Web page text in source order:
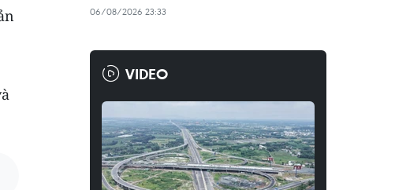
06/08/2026 23:33
VIDEO